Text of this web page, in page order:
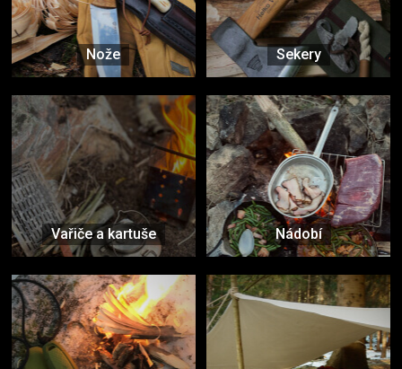
Nože Sekery
Vařiče a kartuše Nádobí